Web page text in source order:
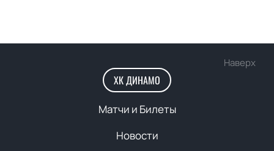
Наверх
ХК ДИНАМО
Матчи и Билеты
Новости